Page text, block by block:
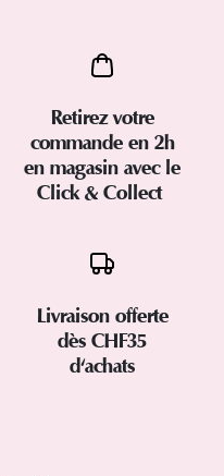
Retirez votre
commande en 2h
en magasin avec le
Click & Collect
Livraison offerte
dès CHF35
d'achats